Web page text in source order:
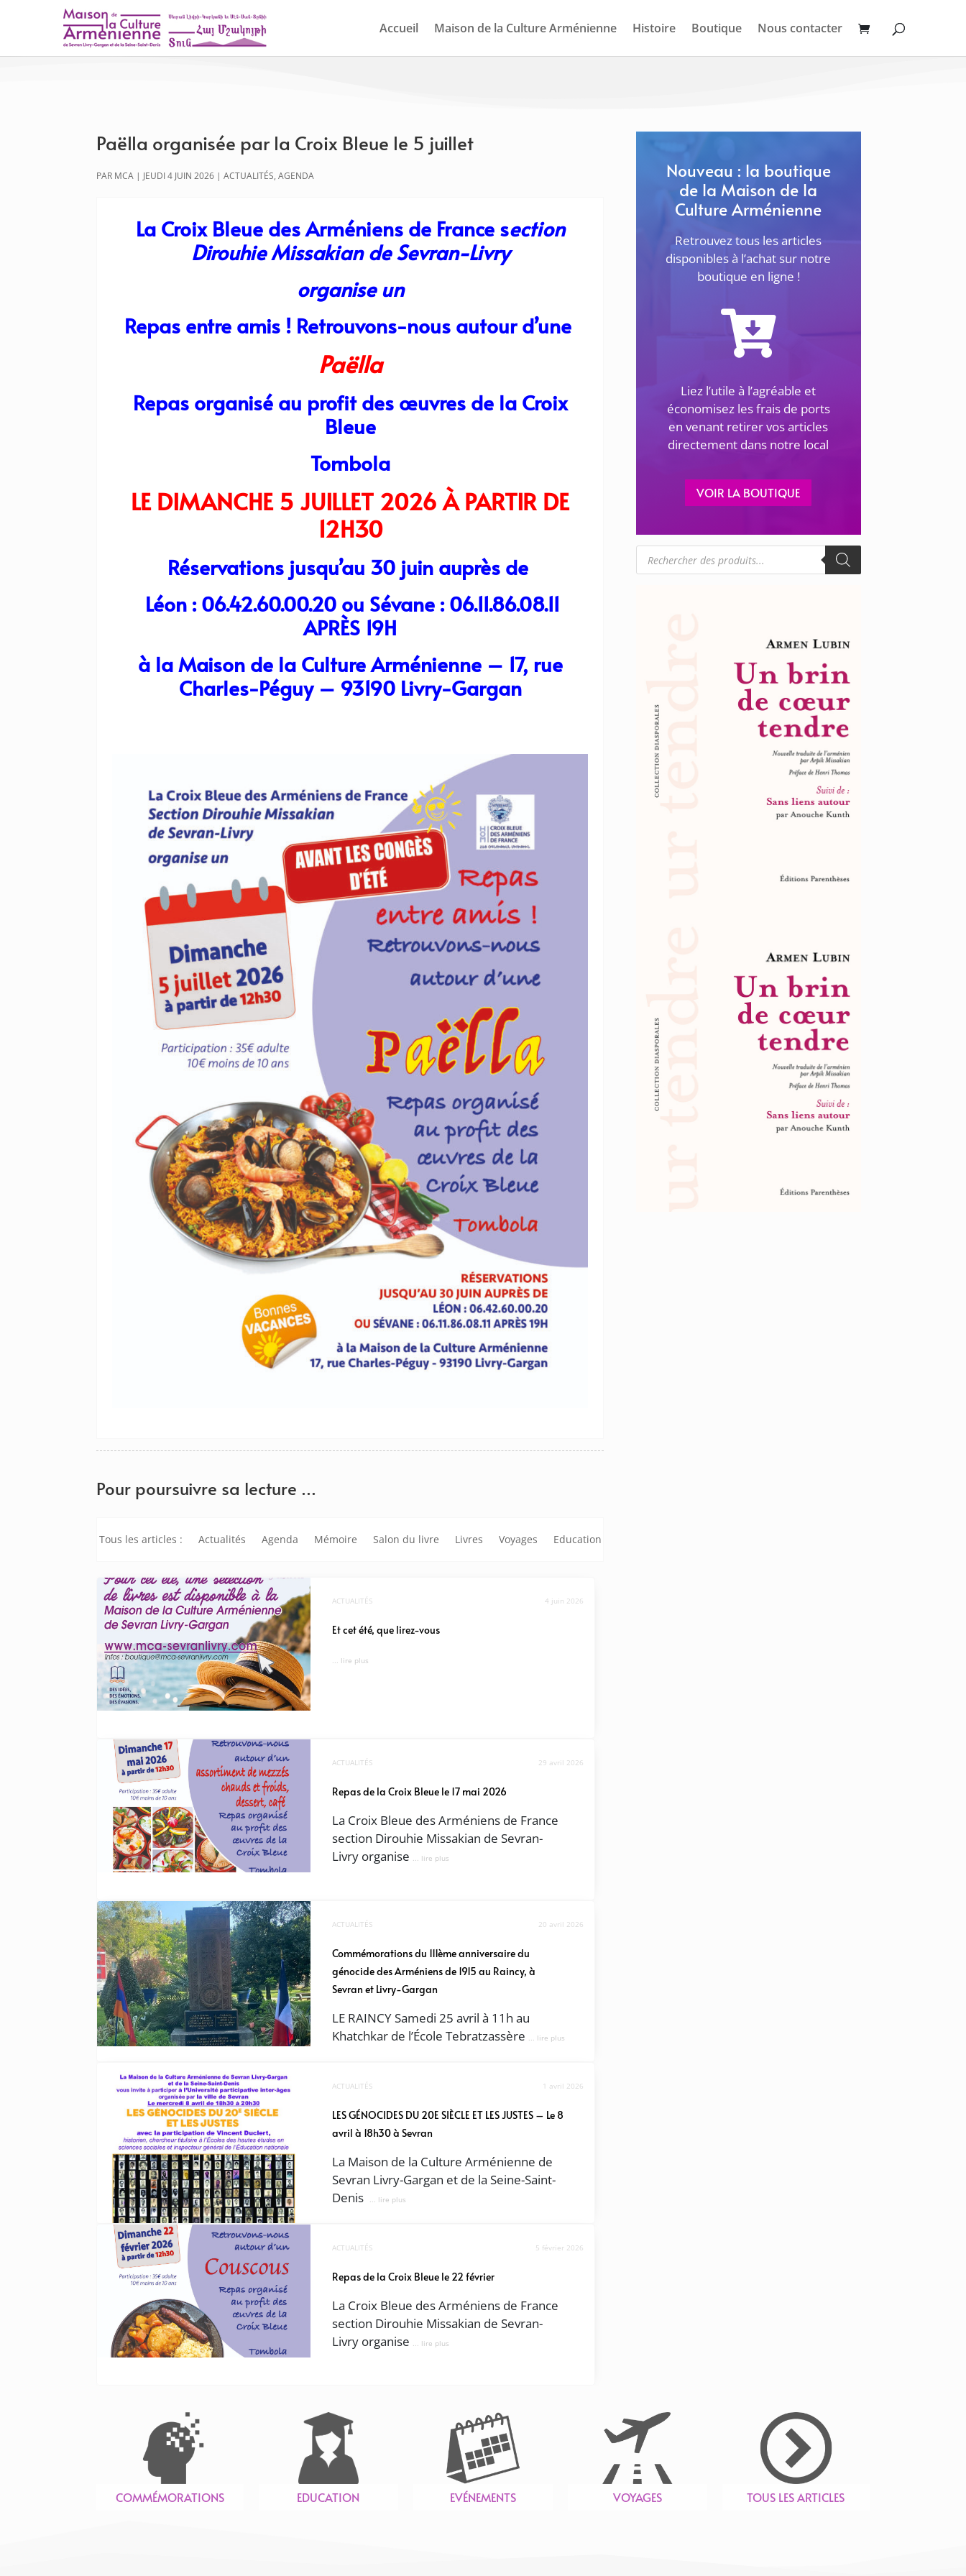
Accueil Maison de la Culture Arménienne Histoire Boutique Nous contacter
Paëlla organisée par la Croix Bleue le 5 juillet
PAR MCA | JEUDI 4 JUIN 2026 |ACTUALITÉS,AGENDA
La Croix Bleue des Arméniens de France section
Dirouhie Missakiande Sevran-Livry
organise un
Repas entre amis ! Retrouvons-nous autour d’une
Paëlla
Repas organisé au profit des œuvres de la Croix
Bleue
Tombola
LE DIMANCHE 5 JUILLET 2026 À PARTIR DE
12H30
Réservations jusqu’au 30 juin auprès de
Léon : 06.42.60.00.20 ou Sévane : 06.11.86.08.11
APRÈS 19H
à la Maison de la Culture Arménienne – 17, rue
Charles-Péguy – 93190 Livry-Gargan
Pour poursuivre sa lecture …
Tous les articles : Actualités Agenda Mémoire Salon du livre Livres Voyages Education
ACTUALITÉS 4 juin 2026
Et cet été, que lirez-vous
... lire plus
ACTUALITÉS 29 avril 2026
Repas de la Croix Bleue le 17 mai 2026
La Croix Bleue des Arméniens de France
section Dirouhie Missakian de Sevran-
Livry organise ... lire plus
ACTUALITÉS 20 avril 2026
Commémorations du 111ème anniversaire du
génocide des Arméniens de 1915 au Raincy, à
Sevran et Livry-Gargan
LE RAINCY Samedi 25 avril à 11h au
Khatchkar de l’École Tebratzassère ... lire plus
ACTUALITÉS 1 avril 2026
LES GÉNOCIDES DU 20E SIÈCLE ET LES JUSTES – Le 8
avril à 18h30 à Sevran
La Maison de la Culture Arménienne de
Sevran Livry-Gargan et de la Seine-Saint-
Denis
... lire plus
ACTUALITÉS 5 février 2026
Repas de la Croix Bleue le 22 février
La Croix Bleue des Arméniens de France
section Dirouhie Missakian de Sevran-
Livry organise ... lire plus
Nouveau : la boutique
de la Maison de la
Culture Arménienne
Retrouvez tous les articles
disponibles à l’achat sur notre
boutique en ligne !
Liez l’utile à l’agréable et
économisez les frais de ports
en venant retirer vos articles
directement dans notre local
VOIR LA BOUTIQUE
Recherche
de
produits
COMMÉMORATIONS EDUCATION EVÉNEMENTS VOYAGES TOUS LES ARTICLES